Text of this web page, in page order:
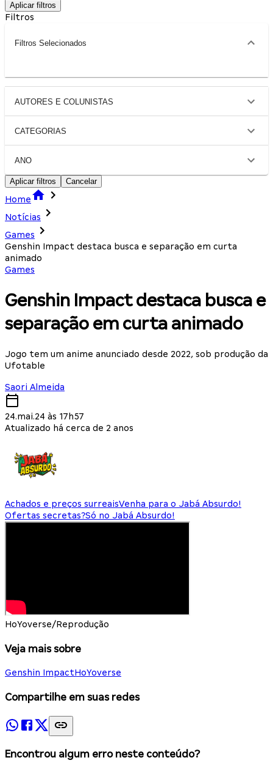
Aplicar filtros
Filtros
Filtros Selecionados
AUTORES E COLUNISTAS
CATEGORIAS
ANO
Aplicar filtros Cancelar
Home
Notícias
Games
Genshin Impact destaca busca e separação em curta
animado
Games
Genshin Impact destaca busca e
separação em curta animado
Jogo tem um anime anunciado desde 2022, sob produção da
Ufotable
Saori Almeida
24.mai.24 às 17h57
Atualizado há cerca de 2 anos
Achados e preços surreaisVenha para o Jabá Absurdo!
Ofertas secretas?Só no Jabá Absurdo!
HoYoverse/Reprodução
Veja mais sobre
Genshin ImpactHoYoverse
Compartilhe em suas redes
Encontrou algum erro neste conteúdo?